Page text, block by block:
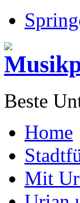
Beste
Home
Mit